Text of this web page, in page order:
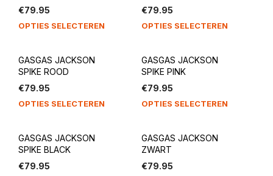
€79.95
OPTIES SELECTEREN
€79.95
OPTIES SELECTEREN
GASGAS JACKSON
SPIKE ROOD
€79.95
OPTIES SELECTEREN
GASGAS JACKSON
SPIKE PINK
€79.95
OPTIES SELECTEREN
GASGAS JACKSON
SPIKE BLACK
€79.95
GASGAS JACKSON
ZWART
€79.95